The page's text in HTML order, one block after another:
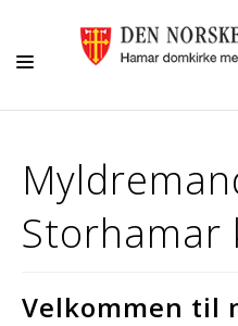
GRAVFERD/GRAVPLASS
KIRKELIGE HANDLINGER
BARN OG UNGE
Storhamar
Velkommen til